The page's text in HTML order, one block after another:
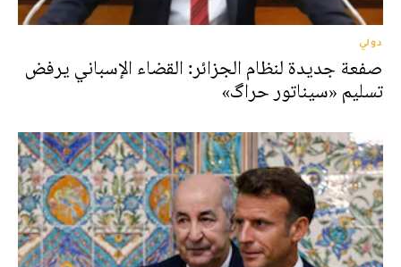
دولي
صفعة جديدة لنظام الجزائر: القضاء الإسباني يرفض
تسليم «سيناتور حراگ»